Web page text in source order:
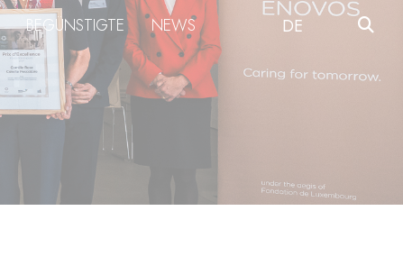
BEGÜNSTIGTE NEWS DE